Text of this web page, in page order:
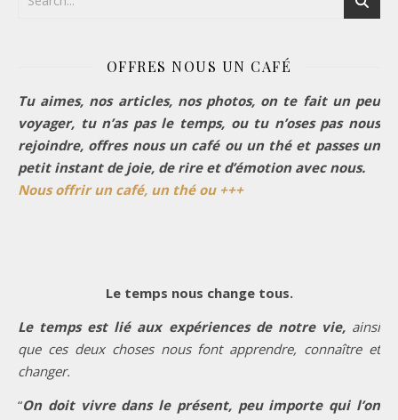
OFFRES NOUS UN CAFÉ
Tu aimes, nos articles, nos photos, on te fait un peu
voyager, tu n’as pas le temps, ou tu n’oses pas nous
rejoindre, offres nous un café ou un thé et passes un
petit instant de joie, de rire et d’émotion avec nous.
Nous offrir un café, un thé ou +++
Le temps nous change tous.
Le temps est lié aux expériences de notre vie, ainsi
que ces deux choses nous font apprendre, connaître et
changer.
“On doit vivre dans le présent, peu importe qui l’on